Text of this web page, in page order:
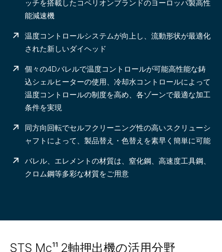
ッチを搭載したコペリオンブランドのヨーロッパ製高性
能減速機
温度コントロールシステムが向上し、流動形状が最適化
された新しいダイヘッド
個々の4Dバレルで温度コントロールが可能高性能な鋳
込シェルヒーターの使用、冷却水コントロールによって
温度コントロールの制度を高め、各ゾーンで最適な加工
条件を実現
同方向回転でセルフクリーニング性の高いスクリューシ
ャフトによって、製品替え・色替えを素早く簡単に可能
バレル、エレメントの材質は、窒化鋼、高速度工具鋼、
クロム鋼等多彩な材質をご用意
STS Mc¹¹ 2軸押出機の活用分野